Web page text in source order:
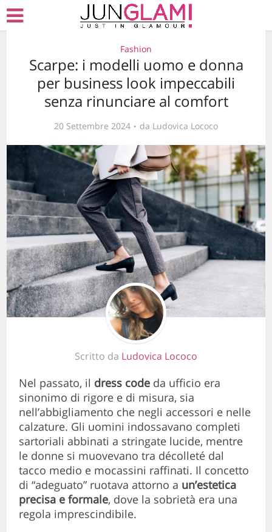
Fashion
Scarpe: i modelli uomo e donna
per business look impeccabili
senza rinunciare al comfort
20 Settembre 2024 da Ludovica Lococo
Scritto da Ludovica Lococo
Nel passato, il dress code da ufficio era
sinonimo di rigore e di misura, sia
nell’abbigliamento che negli accessori e nelle
calzature. Gli uomini indossavano completi
sartoriali abbinati a stringate lucide, mentre
le donne si muovevano tra décolleté dal
tacco medio e mocassini raffinati. Il concetto
di “adeguato” ruotava attorno a un’estetica
precisa e formale, dove la sobrietà era una
regola imprescindibile.